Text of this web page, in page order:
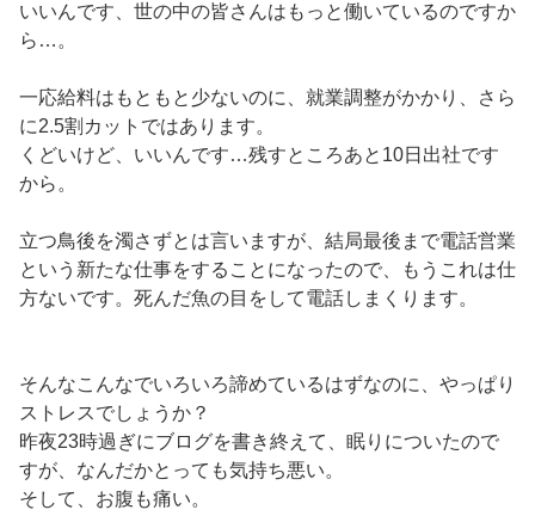
いいんです、世の中の皆さんはもっと働いているのですか
ら…。
一応給料はもともと少ないのに、就業調整がかかり、さら
に2.5割カットではあります。
くどいけど、いいんです…残すところあと10日出社です
から。
立つ鳥後を濁さずとは言いますが、結局最後まで電話営業
という新たな仕事をすることになったので、もうこれは仕
方ないです。死んだ魚の目をして電話しまくります。
そんなこんなでいろいろ諦めているはずなのに、やっぱり
ストレスでしょうか？
昨夜23時過ぎにブログを書き終えて、眠りについたので
すが、なんだかとっても気持ち悪い。
そして、お腹も痛い。